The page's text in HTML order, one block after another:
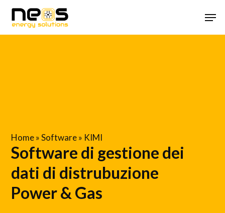
Skip
main
Home»Software» KIMI
Software di gestione dei
dati di distrubuzione
Power & Gas